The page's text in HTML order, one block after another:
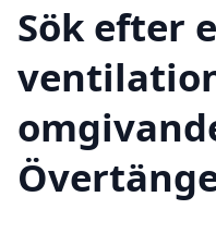
Sök efter